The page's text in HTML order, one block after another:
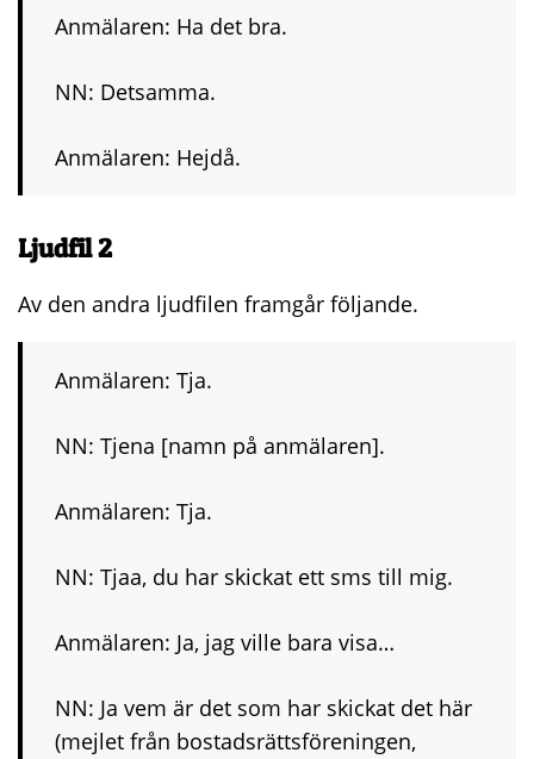
Anmälaren: Ha det bra.
NN: Detsamma.
Anmälaren: Hejdå.
Ljudfil 2
Av den andra ljudfilen framgår följande.
Anmälaren: Tja.
NN: Tjena [namn på anmälaren].
Anmälaren: Tja.
NN: Tjaa, du har skickat ett sms till mig.
Anmälaren: Ja, jag ville bara visa…
NN: Ja vem är det som har skickat det här
(mejlet från bostadsrättsföreningen,